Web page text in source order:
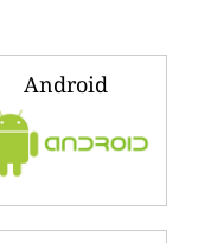
Android